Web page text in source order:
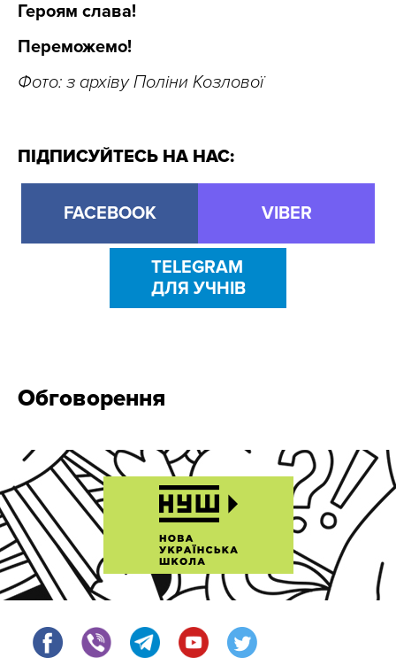
Героям слава!
Переможемо!
Фото: з архіву Поліни Козлової
ПІДПИСУЙТЕСЬ НА НАС:
FACEBOOK VIBER
TELEGRAM
ДЛЯ УЧНІВ
Обговорення